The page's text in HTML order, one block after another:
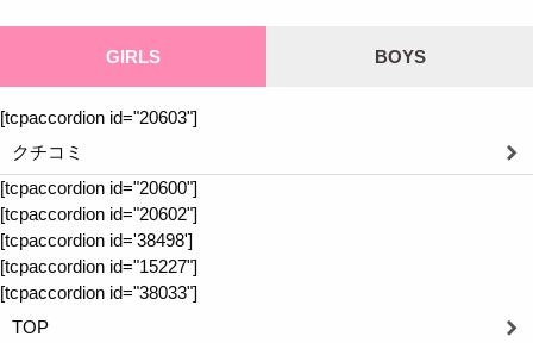
GIRLS BOYS
[tcpaccordion id="20603"]
クチコミ
[tcpaccordion id="20600"]
[tcpaccordion id="20602"]
[tcpaccordion id='38498']
[tcpaccordion id="15227"]
[tcpaccordion id="38033"]
TOP